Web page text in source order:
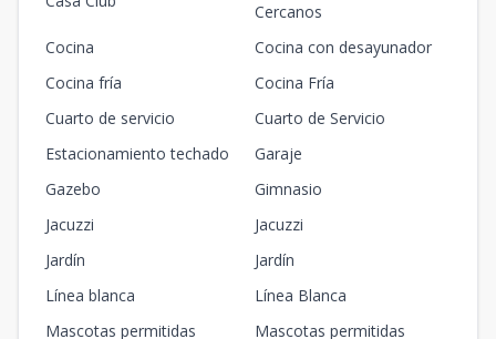
Cercanos
Cocina
Cocina con desayunador
Cocina fría
Cocina Fría
Cuarto de servicio
Cuarto de Servicio
Estacionamiento techado
Garaje
Gazebo
Gimnasio
Jacuzzi
Jacuzzi
Jardín
Jardín
Línea blanca
Línea Blanca
Mascotas permitidas
Mascotas permitidas